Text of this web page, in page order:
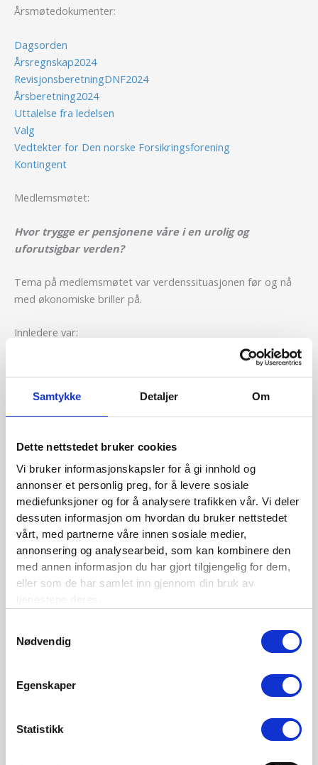
Samtykke Detaljer Om
Dette nettstedet bruker cookies
Vi bruker informasjonskapsler for å gi innhold og
annonser et personlig preg, for å levere sosiale
mediefunksjoner og for å analysere trafikken vår. Vi deler
dessuten informasjon om hvordan du bruker nettstedet
vårt, med partnerne våre innen sosiale medier,
annonsering og analysearbeid, som kan kombinere den
med annen informasjon du har gjort tilgjengelig for dem,
eller som de har samlet inn gjennom din bruk av
Nødvendig
Egenskaper
Statistikk
Årsmøtedokumenter:
Dagsorden
Årsregnskap2024
RevisjonsberetningDNF2024
Årsberetning2024
Uttalelse fra ledelsen
Valg
Vedtekter for Den norske Forsikringsforening
Kontingent
Medlemsmøtet:
Hvor trygge er pensjonene våre i en urolig og
uforutsigbar verden?
Tema på medlemsmøtet var verdenssituasjonen før og nå
med økonomiske briller på.
Innledere var:
Håvard Gulbrandsen, adm.dir KLP Kapitalforvaltning
KLP.
Opptak av møtet: